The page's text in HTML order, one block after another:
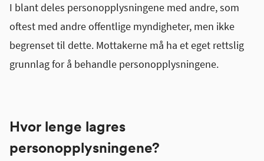
I blant deles personopplysningene med andre, som
oftest med andre offentlige myndigheter, men ikke
begrenset til dette. Mottakerne må ha et eget rettslig
grunnlag for å behandle personopplysningene.
Hvor lenge lagres
personopplysningene?